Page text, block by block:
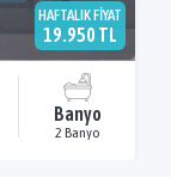
HAFTALIK FİYAT
19.950 TL
Banyo
2 Banyo